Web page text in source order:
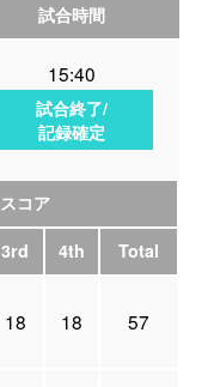
試合時間
15:40
試合終了/
記録確定
スコア
3rd 4th Total
18 18 57